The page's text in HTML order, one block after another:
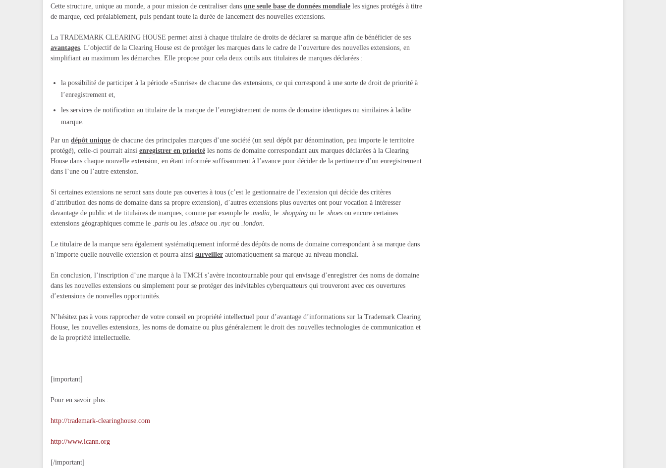
Cette structure, unique au monde, a pour mission de centraliser dans une seule base de données mondiale les signes protégés à titre
de marque, ceci préalablement, puis pendant toute la durée de lancement des nouvelles extensions.
La TRADEMARK CLEARING HOUSE permet ainsi à chaque titulaire de droits de déclarer sa marque afin de bénéficier de ses
avantages. L’objectif de la Clearing House est de protéger les marques dans le cadre de l’ouverture des nouvelles extensions, en
simplifiant au maximum les démarches. Elle propose pour cela deux outils aux titulaires de marques déclarées :
la possibilité de participer à la période «Sunrise» de chacune des extensions, ce qui correspond à une sorte de droit de priorité à
l’enregistrement et,
les services de notification au titulaire de la marque de l’enregistrement de noms de domaine identiques ou similaires à ladite
marque.
Par un dépôt unique de chacune des principales marques d’une société (un seul dépôt par dénomination, peu importe le territoire
protégé), celle-ci pourrait ainsi enregistrer en priorité les noms de domaine correspondant aux marques déclarées à la Clearing
House dans chaque nouvelle extension, en étant informée suffisamment à l’avance pour décider de la pertinence d’un enregistrement
dans l’une ou l’autre extension.
Si certaines extensions ne seront sans doute pas ouvertes à tous (c’est le gestionnaire de l’extension qui décide des critères
d’attribution des noms de domaine dans sa propre extension), d’autres extensions plus ouvertes ont pour vocation à intéresser
davantage de public et de titulaires de marques, comme par exemple le .media, le .shopping ou le .shoes ou encore certaines
extensions géographiques comme le .paris ou les .alsace ou .nyc ou .london.
Le titulaire de la marque sera également systématiquement informé des dépôts de noms de domaine correspondant à sa marque dans
n’importe quelle nouvelle extension et pourra ainsi surveiller automatiquement sa marque au niveau mondial.
En conclusion, l’inscription d’une marque à la TMCH s’avère incontournable pour qui envisage d’enregistrer des noms de domaine
dans les nouvelles extensions ou simplement pour se protéger des inévitables cyberquatteurs qui trouveront avec ces ouvertures
d’extensions de nouvelles opportunités.
N’hésitez pas à vous rapprocher de votre conseil en propriété intellectuel pour d’avantage d’informations sur la Trademark Clearing
House, les nouvelles extensions, les noms de domaine ou plus généralement le droit des nouvelles technologies de communication et
de la propriété intellectuelle.
[important]
Pour en savoir plus :
http://trademark-clearinghouse.com
http://www.icann.org
[/important]